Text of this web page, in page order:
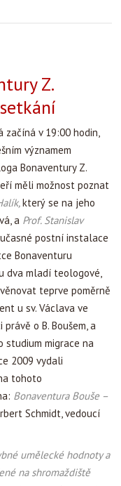
Z.
začíná v 19:00 hodin,
významem
Bonaventury Z.
měli možnost poznat
který se na jeho
a Prof. Stanislav
postní instalace
Bonaventuru
dva mladí teologové,
teprve poměrně
u sv. Václava ve
o B. Boušem, a
studium migrace na
2009 vydali
tohoto
Bonaventura Bouše –
Schmidt, vedoucí
umělecké hodnoty a
na shromaždiště